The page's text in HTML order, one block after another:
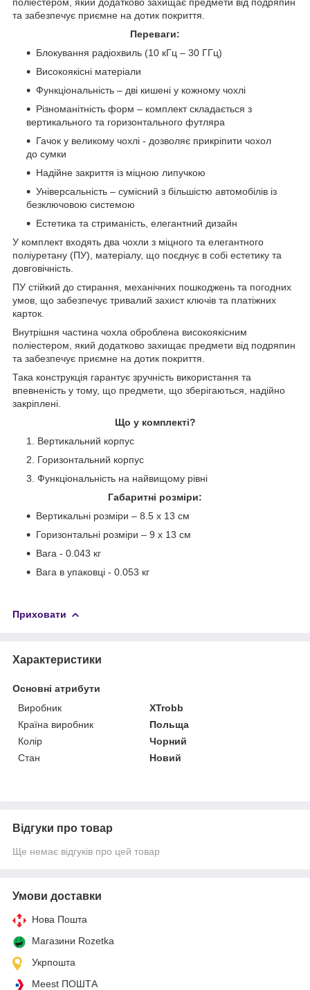
та забезпечує приємне на дотик покриття.
Переваги:
Блокування радіохвиль (10 кГц – 30 ГГц)
Високоякісні матеріали
Функціональність – дві кишені у кожному чохлі
Різноманітність форм – комплект складається з
вертикального та горизонтального футляра
Гачок у великому чохлі - дозволяє прикріпити чохол
до сумки
Надійне закриття із міцною липучкою
Універсальність – сумісний з більшістю автомобілів із
безключовою системою
Естетика та стриманість, елегантний дизайн
У комплект входять два чохли з міцного та елегантного
поліуретану (ПУ), матеріалу, що поєднує в собі естетику та
довговічність.
ПУ стійкий до стирання, механічних пошкоджень та погодних
умов, що забезпечує тривалий захист ключів та платіжних
карток.
Внутрішня частина чохла оброблена високоякісним
поліестером, який додатково захищає предмети від подряпин
та забезпечує приємне на дотик покриття.
Така конструкція гарантує зручність використання та
впевненість у тому, що предмети, що зберігаються, надійно
закріплені.
Що у комплекті?
Вертикальний корпус
Горизонтальний корпус
Функціональність на найвищому рівні
Габаритні розміри:
Вертикальні розміри – 8.5 х 13 см
Горизонтальні розміри – 9 х 13 см
Вага - 0.043 кг
Вага в упаковці - 0.053 кг
Приховати
Характеристики
Основні атрибути
Виробник
XTrobb
Країна виробник
Польща
Колір
Чорний
Стан
Новий
Відгуки про товар
Ще немає відгуків про цей товар
Умови доставки
Нова Пошта
Магазини Rozetka
Укрпошта
Meest ПОШТА